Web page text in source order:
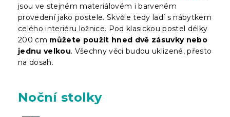
jsou ve stejném materiálovém i barveném
provedení jako postele. Skvěle tedy ladí s nábytkem
celého interiéru ložnice. Pod klasickou postel délky
200 cm můžete použít hned dvě zásuvky nebo
jednu velkou. Všechny věci budou uklizené, přesto
na dosah.
Noční stolky